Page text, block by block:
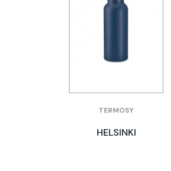
TERMOSY
HELSINKI